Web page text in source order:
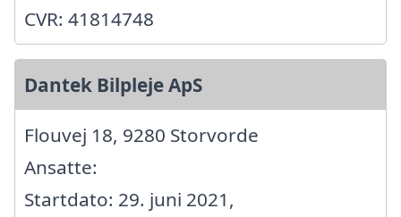
CVR: 41814748
Dantek Bilpleje ApS
Flouvej 18, 9280 Storvorde
Ansatte:
Startdato: 29. juni 2021,